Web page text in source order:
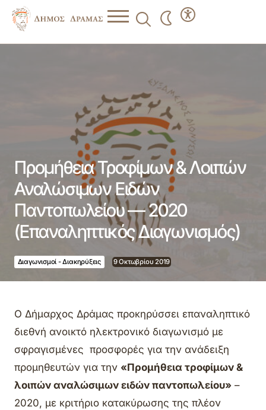
Προμήθεια Τροφίμων & Λοιπών
Αναλώσιμων Ειδών
Παντοπωλείου — 2020
(Επαναληπτικός Διαγωνισμός)
Διαγωνισμοί - Διακηρύξεις 9 Οκτωβρίου 2019
Ο Δήμαρχος Δράμας προκηρύσσει επαναληπτικό
διεθνή ανοικτό ηλεκτρονικό διαγωνισμό με
σφραγισμένες προσφορές για την ανάδειξη
προμηθευτών για την «Προμήθεια τροφίμων &
λοιπών αναλώσιμων ειδών παντοπωλείου» –
2020, με κριτήριο κατακύρωσης της πλέον